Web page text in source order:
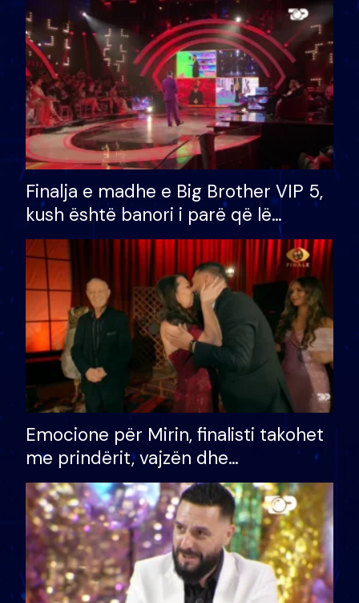
Finalja e madhe e Big Brother VIP 5,
kush është banori i parë që lë
shtëpinë dhe humb mundësinë për
të fituar çmimin e madh
Emocione për Mirin, finalisti takohet
me prindërit, vajzën dhe
bashkëshorten: S’kemi ndonjë letër
divorci apo jo?